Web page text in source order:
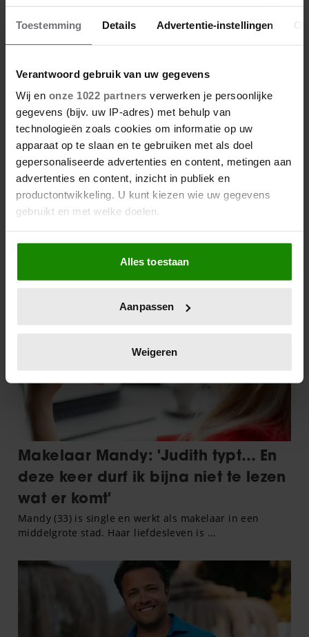
Toestemming Details Advertentie-instellingen
Verantwoord gebruik van uw gegevens
Wij en onze 1022 partners verwerken je persoonlijke
gegevens (bijv. uw IP-adres) met behulp van
technologieën zoals cookies om informatie op uw
apparaat op te slaan en te gebruiken met als doel
gepersonaliseerde advertenties en content, metingen aan
advertenties en content, inzicht in publiek en
productontwikkeling. U kunt kiezen wie uw gegevens
gebruikt en met welke doelen.
Als u het toestaat, willen we ook graag:
Informatie verzamelen over uw geografische
locatie, die tot een paar meter nauwkeurig kan zijn
scannen op specifieke eigenschappen (fingerprinting)
verwerkt en stel uw voorkeuren in het
intrekken in de Cookieverklaring.
We gebruiken cookies om content en advertenties te
personaliseren, om functies voor social media te bieden
en om ons websiteverkeer te analyseren. Ook delen we
informatie over uw gebruik van onze site met onze
partners voor social media, adverteren en analyse. Deze
partners kunnen deze gegevens combineren met andere
informatie die u aan ze heeft verstrekt of die ze hebben
verzameld op basis van uw gebruik van hun services. U
gebruiken.
Alles toestaan
Aanpassen
Weigeren